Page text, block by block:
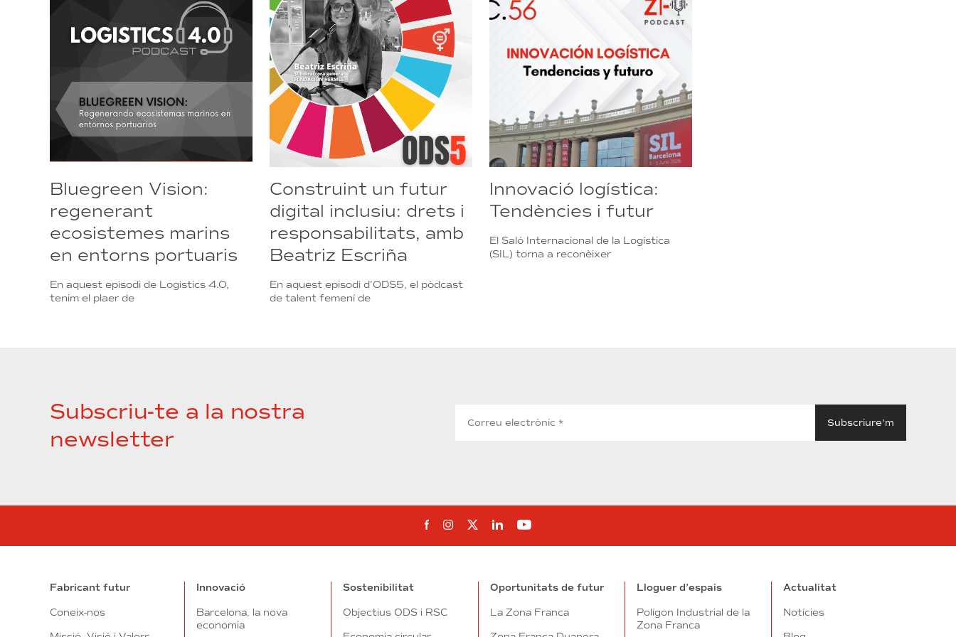
Bluegreen Vision:
regenerant
ecosistemes marins
en entorns portuaris
En aquest episodi de Logistics 4.0,
tenim el plaer de
Construint un futur
digital inclusiu: drets i
responsabilitats, amb
Beatriz Escriña
En aquest episodi d’ODS5, el pòdcast
de talent femení de
Innovació logística:
Tendències i futur
El Saló Internacional de la Logística
(SIL) torna a reconèixer
Subscriu-te a la nostra
newsletter
Segueix-nos al Facebook
Segueix-nos a Instagram
Segueix-nos a Twitter
Segueix-nos a Linkedin
Segueix-nos a Youtube
Fabricant futur
Coneix-nos
Innovació
Barcelona, la nova
economia
Sostenibilitat
Objectius ODS i RSC
Oportunitats de futur
La Zona Franca
Lloguer d’espais
Polígon Industrial de la
Zona Franca
Actualitat
Notícies